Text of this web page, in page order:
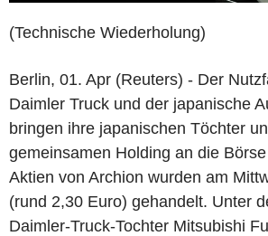
(Technische Wiederholung)
Berlin, 01. Apr (Reuters) - Der
Daimler Truck und der japanische
bringen ihre japanischen Töchter
gemeinsamen Holding an die
Aktien von Archion wurden am
(rund 2,30 Euro) gehandelt. Unter
Daimler-Truck-Tochter Mitsubishi